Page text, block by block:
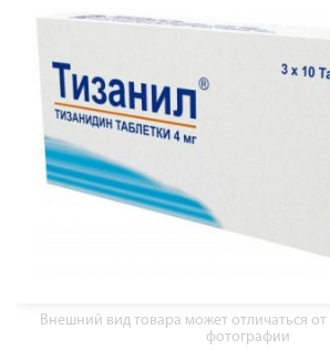
Внешний вид товара может отличаться
фотографии